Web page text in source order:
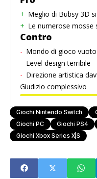
Meglio di Bubsy 3D
Le numerose mosse
Contro
Mondo di gioco
Level design terribile
Direzione artistica
Giudizio complessivo
Giochi Nintendo Switch
Giochi PC
Giochi PS4
Giochi Xbox Series X|S